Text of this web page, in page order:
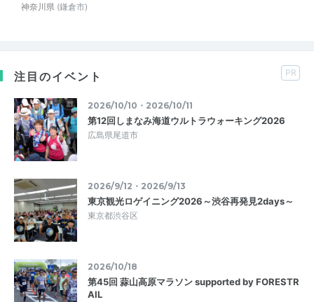
神奈川県 (鎌倉市)
注目のイベント PR
2026/10/10・2026/10/11
第12回しまなみ海道ウルトラウォーキング2026
広島県尾道市
2026/9/12・2026/9/13
東京観光ロゲイニング2026～渋谷再発見2days～
東京都渋谷区
2026/10/18
第45回 蒜山高原マラソン supported by FORESTR
AIL